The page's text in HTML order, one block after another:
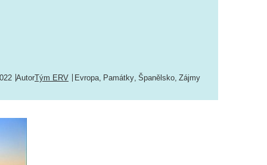
AutorTým ERV Evropa, Památky, Španělsko, Zájmy